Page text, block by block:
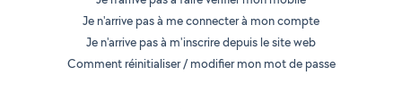
Je n'arrive pas à me connecter à mon compte
Je n'arrive pas à m'inscrire depuis le site web
Comment réinitialiser / modifier mon mot de passe